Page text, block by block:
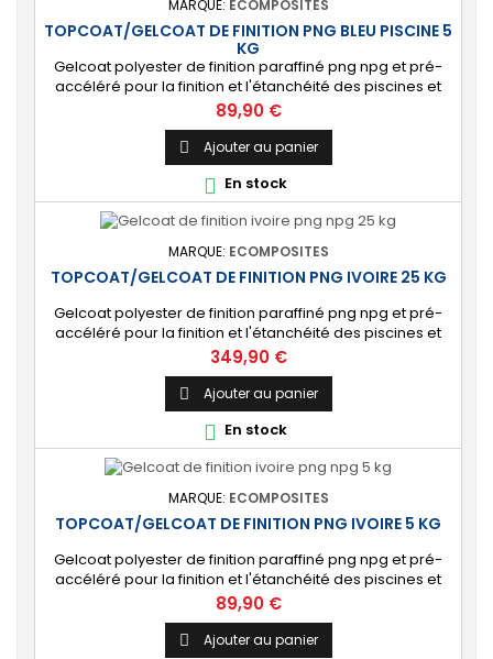
MARQUE: ECOMPOSITES
TOPCOAT/GELCOAT DE FINITION PNG BLEU PISCINE 5
KG
Gelcoat polyester de finition paraffiné png npg et pré-
accéléré pour la finition et l'étanchéité des piscines et
bassins. [Finition] : Fournit une couche extérieure lisse
brillante qualité immersion. [Étanche] : Étanchéifie votre
stratification résine et fibre de verre. Livré avec son
catalyseur PMEC 10 cl
Prix
89,90 €
 Ajouter au panier
 En stock
MARQUE: ECOMPOSITES
TOPCOAT/GELCOAT DE FINITION PNG IVOIRE 25 KG
Gelcoat polyester de finition paraffiné png npg et pré-
accéléré pour la finition et l'étanchéité des piscines et
bassins. [Finition] : Fournit une couche extérieure lisse
brillante qualité immersion. [Étanche] : Étanchéifie votre
stratification résine et fibre de verre. Livré avec son
catalyseur PMEC 50 cl
Prix
349,90 €
 Ajouter au panier
 En stock
MARQUE: ECOMPOSITES
TOPCOAT/GELCOAT DE FINITION PNG IVOIRE 5 KG
Gelcoat polyester de finition paraffiné png npg et pré-
accéléré pour la finition et l'étanchéité des piscines et
bassins. [Finition] : Fournit une couche extérieure lisse
brillante qualité immersion. [Étanche] : Étanchéifie votre
stratification résine et fibre de verre. Livré avec son
Prix
89,90 €
 Ajouter au panier